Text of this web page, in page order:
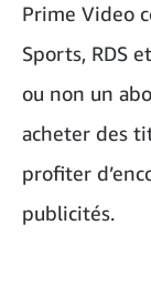
Prime Video
Sports, RDS
ou non un
acheter des
profiter
publicités.